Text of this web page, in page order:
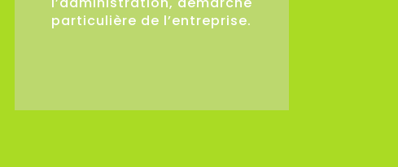
particulière de l’entreprise.